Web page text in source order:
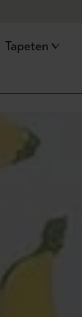
Tapeten